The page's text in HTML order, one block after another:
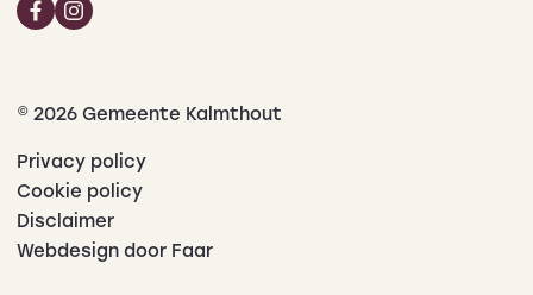
© 2026 Gemeente Kalmthout
Privacy policy
Cookie policy
Disclaimer
Webdesign door Faar